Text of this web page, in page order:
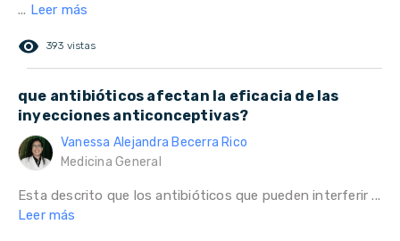
... Leer más
remove_red_eye 393 vistas
que antibióticos afectan la eficacia de las
inyecciones anticonceptivas?
Vanessa Alejandra Becerra Rico
Medicina General
Esta descrito que los antibióticos que pueden interferir ...
Leer más